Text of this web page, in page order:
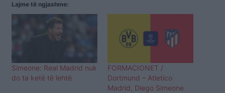
Lajme të ngjashme:
Simeone: Real Madrid nuk
do ta ketë të lehtë
FORMACIONET /
Dortmund – Atletico
Madrid, Diego Simeone